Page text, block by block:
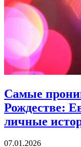
Самые
Рождестве:
личные
07.01.2026